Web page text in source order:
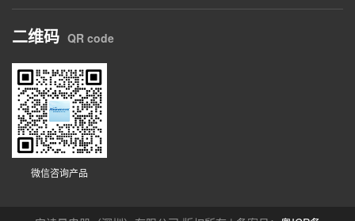
二维码 QR code
微信咨询产品